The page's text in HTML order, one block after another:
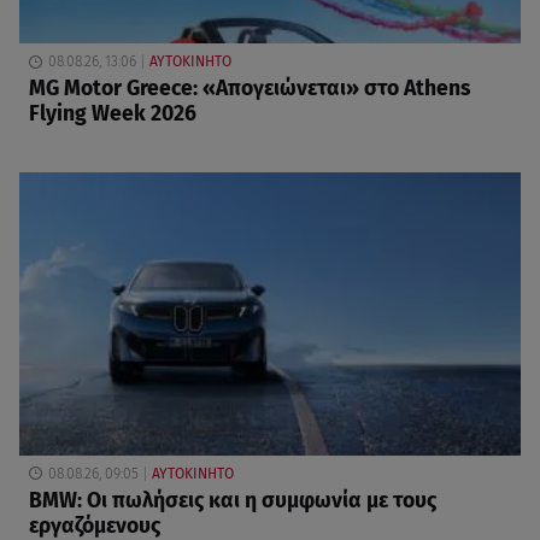
08.08.26, 13:06 ΑΥΤΟΚΙΝΗΤΟ
MG Motor Greece: «Απογειώνεται» στο Athens
Flying Week 2026
08.08.26, 09:05 ΑΥΤΟΚΙΝΗΤΟ
BMW: Οι πωλήσεις και η συμφωνία με τους
εργαζόμενους